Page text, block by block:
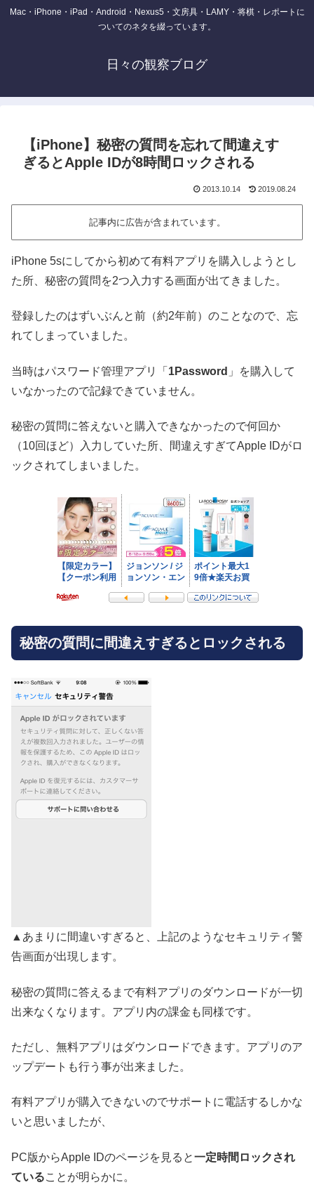
Mac・iPhone・iPad・Android・Nexus5・文房具・LAMY・将棋・レポートに
ついてのネタを綴っています。
日々の観察ブログ
【iPhone】秘密の質問を忘れて間違えす
ぎるとApple IDが8時間ロックされる
2013.10.14 2019.08.24
記事内に広告が含まれています。
iPhone 5sにしてから初めて有料アプリを購入しようとし
た所、秘密の質問を2つ入力する画面が出てきました。
登録したのはずいぶんと前（約2年前）のことなので、忘
れてしまっていました。
当時はパスワード管理アプリ「 1Password 」を購入して
いなかったので記録できていません。
秘密の質問に答えないと購入できなかったので何回か
（10回ほど）入力していた所、間違えすぎてApple IDがロ
ックされてしまいました。
秘密の質問に間違えすぎるとロックされる
▲あまりに間違いすぎると、上記のようなセキュリティ警
告画面が出現します。
秘密の質問に答えるまで有料アプリのダウンロードが一切
出来なくなります。アプリ内の課金も同様です。
ただし、無料アプリはダウンロードできます。アプリのア
ップデートも行う事が出来ました。
有料アプリが購入できないのでサポートに電話するしかな
いと思いましたが、
PC版からApple IDのページを見ると一定時間ロックされ
ていることが明らかに。